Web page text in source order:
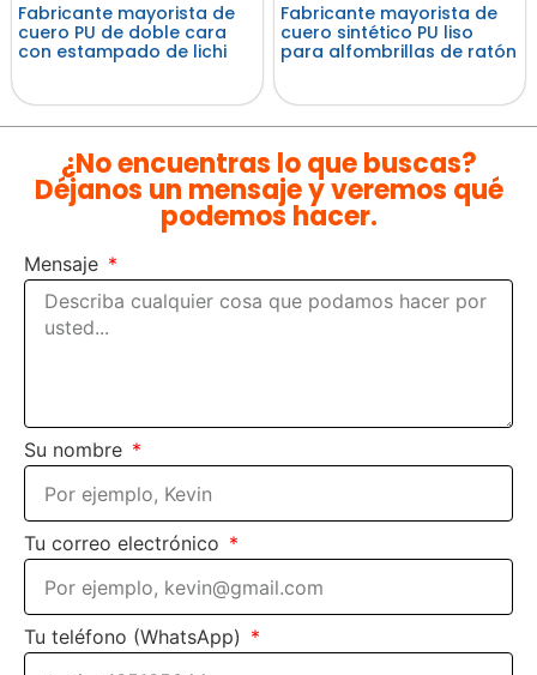
Fabricante mayorista de
cuero PU de doble cara
con estampado de lichi
Fabricante mayorista de
cuero sintético PU liso
para alfombrillas de ratón
¿No encuentras lo que buscas?
Déjanos un mensaje y veremos qué
podemos hacer.
Mensaje
Su nombre
Tu correo electrónico
Tu teléfono (WhatsApp)